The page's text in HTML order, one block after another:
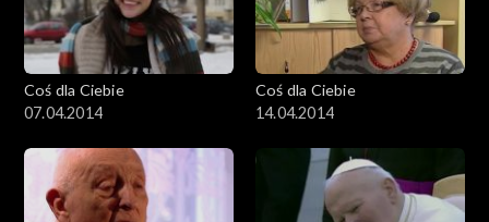
Coś dla Ciebie
07.04.2014
Coś dla Ciebie
14.04.2014